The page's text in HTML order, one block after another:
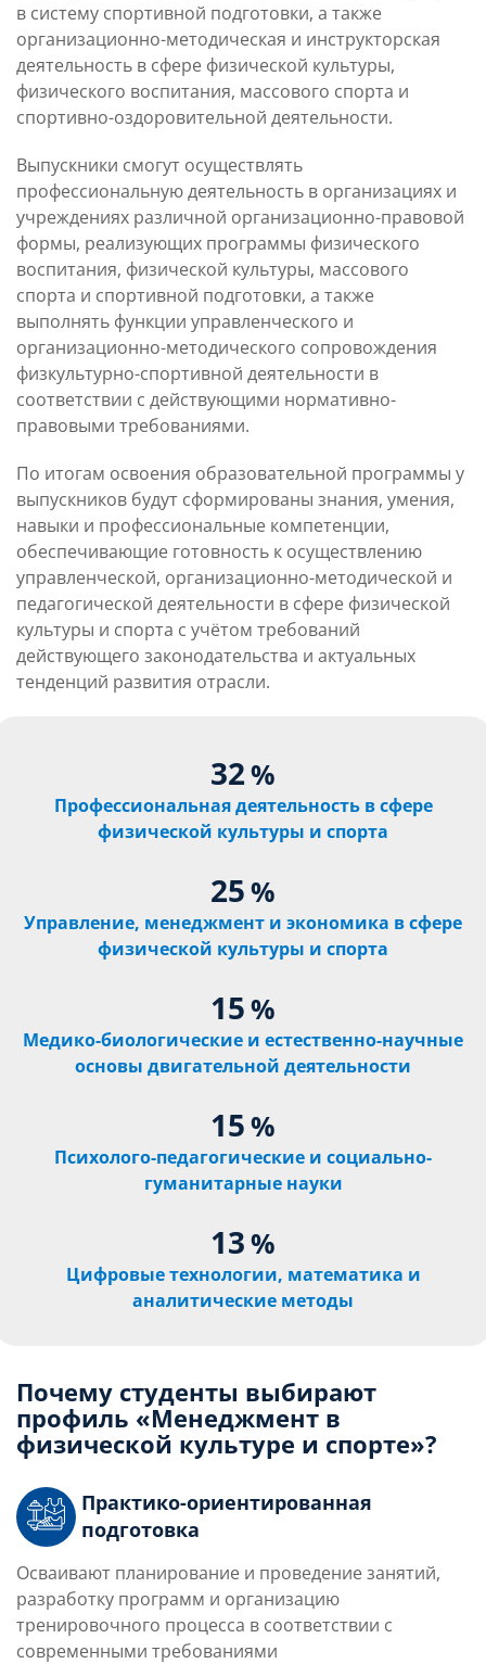
в систему спортивной подготовки, а также
организационно-методическая и инструкторская
деятельность в сфере физической культуры,
физического воспитания, массового спорта и
спортивно-оздоровительной деятельности.
Выпускники смогут осуществлять
профессиональную деятельность в организациях и
учреждениях различной организационно-правовой
формы, реализующих программы физического
воспитания, физической культуры, массового
спорта и спортивной подготовки, а также
выполнять функции управленческого и
организационно-методического сопровождения
физкультурно-спортивной деятельности в
соответствии с действующими нормативно-
правовыми требованиями.
По итогам освоения образовательной программы у
выпускников будут сформированы знания, умения,
навыки и профессиональные компетенции,
обеспечивающие готовность к осуществлению
управленческой, организационно-методической и
педагогической деятельности в сфере физической
культуры и спорта с учётом требований
действующего законодательства и актуальных
тенденций развития отрасли.
32%
Профессиональная деятельность в сфере
физической культуры и спорта
25%
Управление, менеджмент и экономика в сфере
физической культуры и спорта
15%
Медико-биологические и естественно-научные
основы двигательной деятельности
15%
Психолого-педагогические и социально-
гуманитарные науки
13%
Цифровые технологии, математика и
аналитические методы
Почему студенты выбирают
профиль «Менеджмент в
физической культуре и спорте»?
Практико-ориентированная
подготовка
Осваивают планирование и проведение занятий,
разработку программ и организацию
тренировочного процесса в соответствии с
современными требованиями